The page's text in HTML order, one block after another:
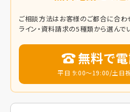
ご相談方法はお客様のご都合に合わ
ライン・資料請求の5種類から選んで
無料で
平日 9:00～19:00/土日